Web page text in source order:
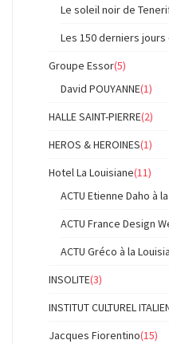
Le soleil noir de
Les 150 derniers jours
Groupe Essor(5)
David POUYANNE(1)
HALLE SAINT-PIERRE(2)
HEROS & HEROINES(1)
Hotel La Louisiane(11)
ACTU Etienne Daho à
ACTU France Design
ACTU Gréco à la
INSOLITE(3)
INSTITUT CULTUREL
Jacques Fiorentino(15)